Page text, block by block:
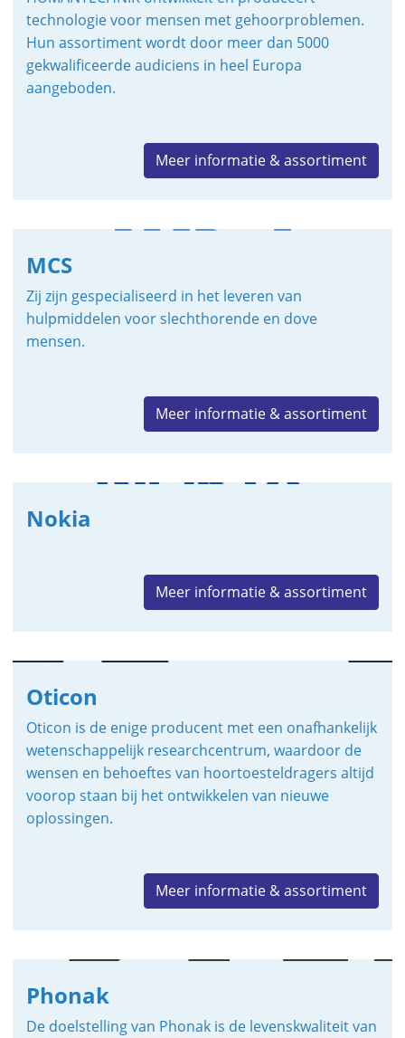
technologie voor mensen met gehoorproblemen.
Hun assortiment wordt door meer dan 5000
gekwalificeerde audiciens in heel Europa
aangeboden.
Meer informatie & assortiment
MCS
Zij zijn gespecialiseerd in het leveren van
hulpmiddelen voor slechthorende en dove
mensen.
Meer informatie & assortiment
Nokia
Meer informatie & assortiment
Oticon
Oticon is de enige producent met een onafhankelijk
wetenschappelijk researchcentrum, waardoor de
wensen en behoeftes van hoortoesteldragers altijd
voorop staan bij het ontwikkelen van nieuwe
oplossingen.
Meer informatie & assortiment
Phonak
De doelstelling van Phonak is de levenskwaliteit van